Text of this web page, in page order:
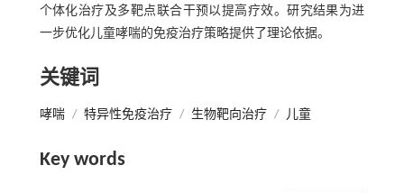
个体化治疗及多靶点联合干预以提高疗效。研究结果为进
一步优化儿童哮喘的免疫治疗策略提供了理论依据。
关键词
哮喘 / 特异性免疫治疗 / 生物靶向治疗 / 儿童
Key words